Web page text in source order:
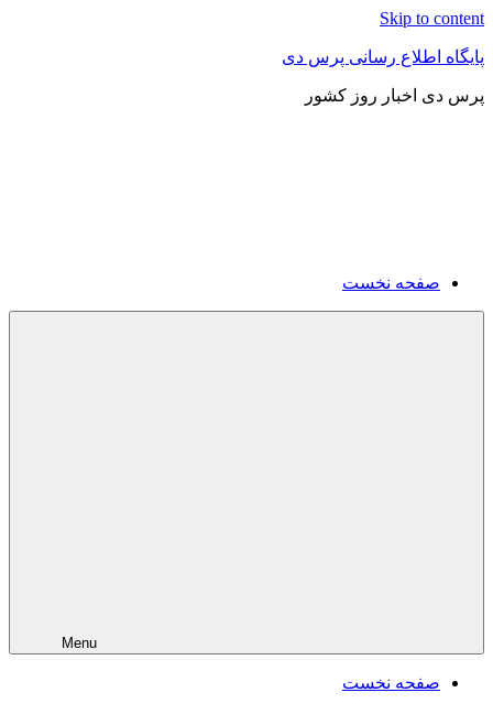
Skip to content
پایگاه اطلاع رسانی پرس دی
پرس دی اخبار روز کشور
صفحه نخست
Menu
صفحه نخست